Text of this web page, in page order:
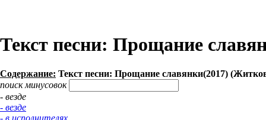
Текст песни: Прощание
Содержание: Текст песни: Прощание славянки(2017)
поиск минусовок
- везде
- везде
- в исполнителях